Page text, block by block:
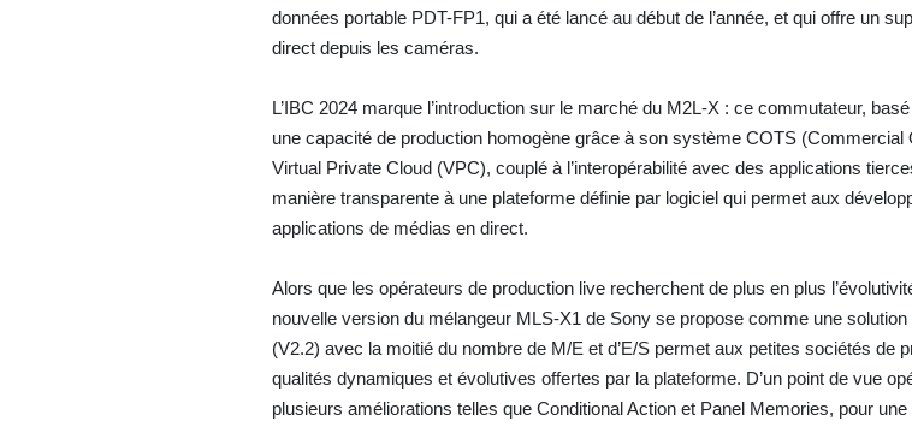
données portable PDT-FP1, qui a été lancé au début de l’année, et qui offre un
direct depuis les caméras.
L’IBC 2024 marque l’introduction sur le marché du M2L-X : ce commutateur,
une capacité de production homogène grâce à son système COTS (Commercial
Virtual Private Cloud (VPC), couplé à l’interopérabilité avec des applications
manière transparente à une plateforme définie par logiciel qui permet aux
applications de médias en direct.
Alors que les opérateurs de production live recherchent de plus en plus
nouvelle version du mélangeur MLS-X1 de Sony se propose comme une
(V2.2) avec la moitié du nombre de M/E et d’E/S permet aux petites sociétés de
qualités dynamiques et évolutives offertes par la plateforme. D’un point de vue
plusieurs améliorations telles que Conditional Action et Panel Memories, pour